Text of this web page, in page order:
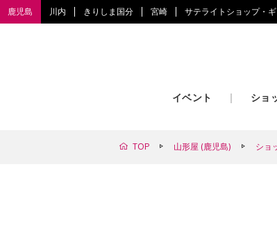
鹿児島 川内 きりしま国分 宮崎 サテライトショップ・
イベント ショ
TOP 山形屋 (鹿児島) ショ